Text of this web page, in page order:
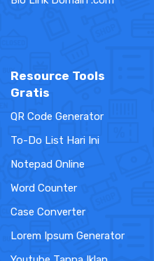
Resource Tools
Gratis
QR Code Generator
To-Do List Hari Ini
Notepad Online
Word Counter
Case Converter
Lorem Ipsum Generator